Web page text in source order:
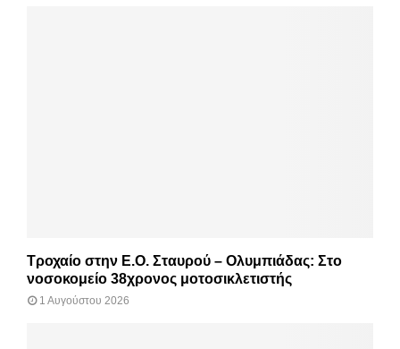
Τροχαίο στην Ε.Ο. Σταυρού – Ολυμπιάδας: Στο
νοσοκομείο 38χρονος μοτοσικλετιστής
1 Αυγούστου 2026